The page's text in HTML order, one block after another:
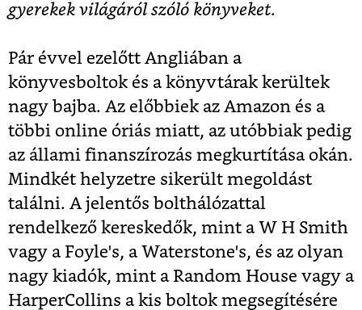
gyerekek világáról szóló könyveket.
Pár évvel ezelőtt Angliában a
könyvesboltok és a könyvtárak kerültek
nagy bajba. Az előbbiek az Amazon és a
többi online óriás miatt, az utóbbiak pedig
az állami finanszírozás megkurtítása okán.
Mindkét helyzetre sikerült megoldást
találni. A jelentős bolthálózattal
rendelkező kereskedők, mint a W H Smith
vagy a Foyle's, a Waterstone's, és az olyan
nagy kiadók, mint a Random House vagy a
HarperCollins a kis boltok megsegítésére